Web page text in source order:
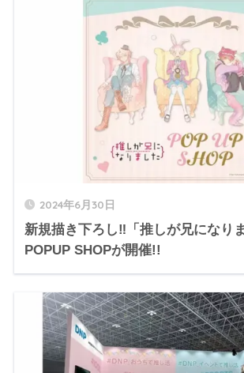
2024年6月30日
新規描き下ろし‼「推しが兄になり
POPUP SHOPが開催!!